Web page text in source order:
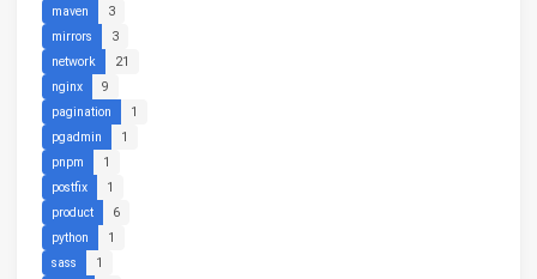
maven
3
mirrors
3
network
21
nginx
9
pagination
1
pgadmin
1
pnpm
1
postfix
1
product
6
python
1
sass
1